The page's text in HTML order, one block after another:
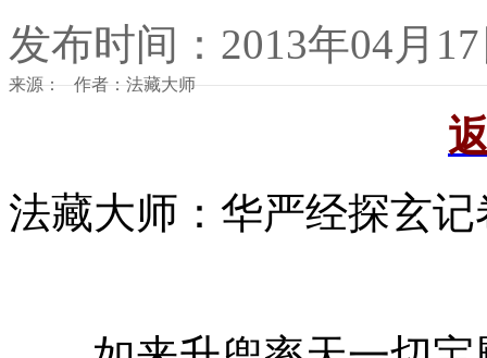
发布时间：2013年04月
来源： 作者：法藏大师
法藏大师：华严经探玄记